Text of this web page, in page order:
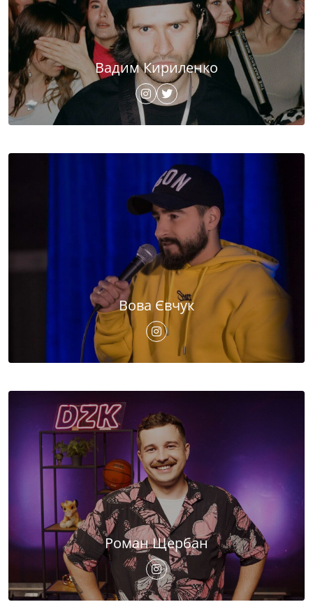
Вадим Кириленко
Вова Євчук
Роман Щербан